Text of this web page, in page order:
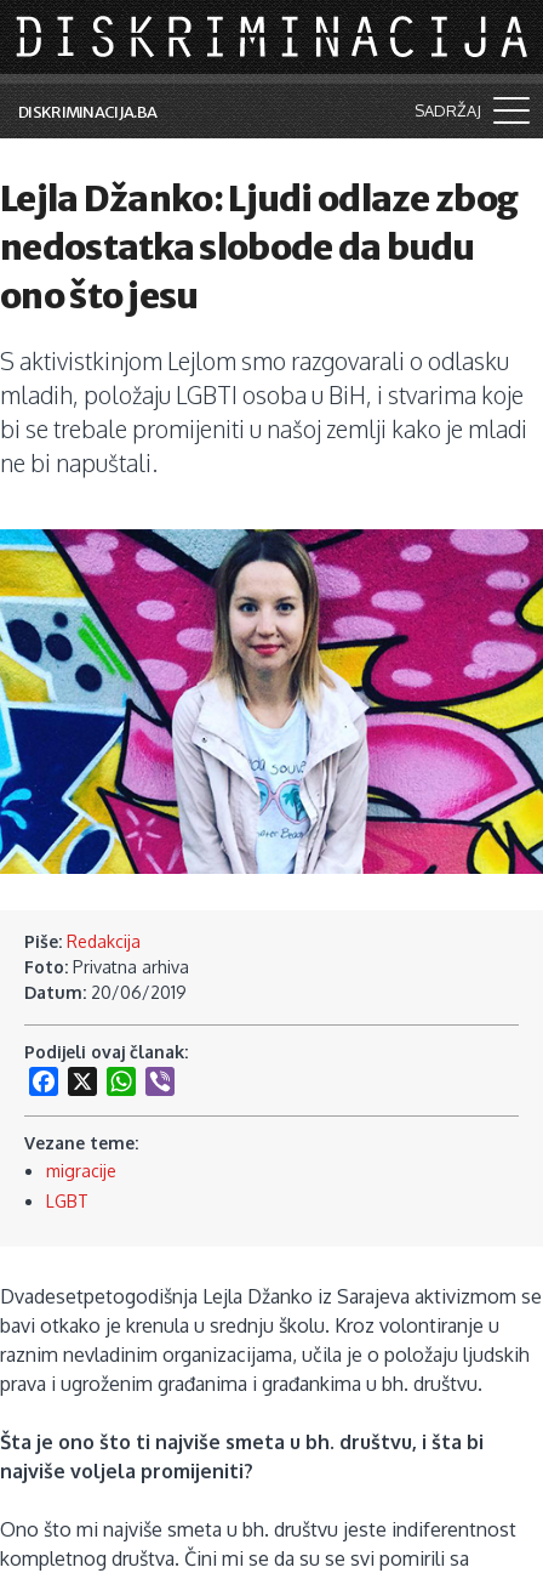
Skip to main content
DISKRIMINACIJA.BA SADRŽAJ
Vijesti i događaji
Aktuelne teme
Kolumne
Lične priče
Saradnja sa medijima
Pretraga
Lejla Džanko: Ljudi odlaze zbog
nedostatka slobode da budu
ono što jesu
S aktivistkinjom Lejlom smo razgovarali o odlasku
mladih, položaju LGBTI osoba u BiH, i stvarima koje
bi se trebale promijeniti u našoj zemlji kako je mladi
ne bi napuštali.
Piše: Redakcija
Foto: Privatna arhiva
Datum: 20/06/2019
Podijeli ovaj članak:
Facebook
WhatsApp
Vezane teme:
migracije
LGBT
Dvadesetpetogodišnja Lejla Džanko iz Sarajeva aktivizmom se
bavi otkako je krenula u srednju školu. Kroz volontiranje u
raznim nevladinim organizacijama, učila je o položaju ljudskih
prava i ugroženim građanima i građankima u bh. društvu.
Šta je ono što ti najviše smeta u bh. društvu, i šta bi
najviše voljela promijeniti?
Ono što mi najviše smeta u bh. društvu jeste indiferentnost
kompletnog društva. Čini mi se da su se svi pomirili sa